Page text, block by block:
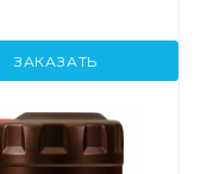
ЗАКАЗАТЬ